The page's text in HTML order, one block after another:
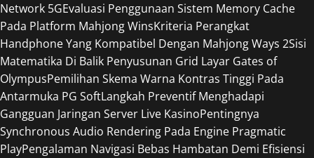
Network 5GEvaluasi Penggunaan Sistem Memory Cache
Pada Platform Mahjong WinsKriteria Perangkat
Handphone Yang Kompatibel Dengan Mahjong Ways 2Sisi
Matematika Di Balik Penyusunan Grid Layar Gates of
OlympusPemilihan Skema Warna Kontras Tinggi Pada
Antarmuka PG SoftLangkah Preventif Menghadapi
Gangguan Jaringan Server Live KasinoPentingnya
Synchronous Audio Rendering Pada Engine Pragmatic
PlayPengalaman Navigasi Bebas Hambatan Demi Efisiensi